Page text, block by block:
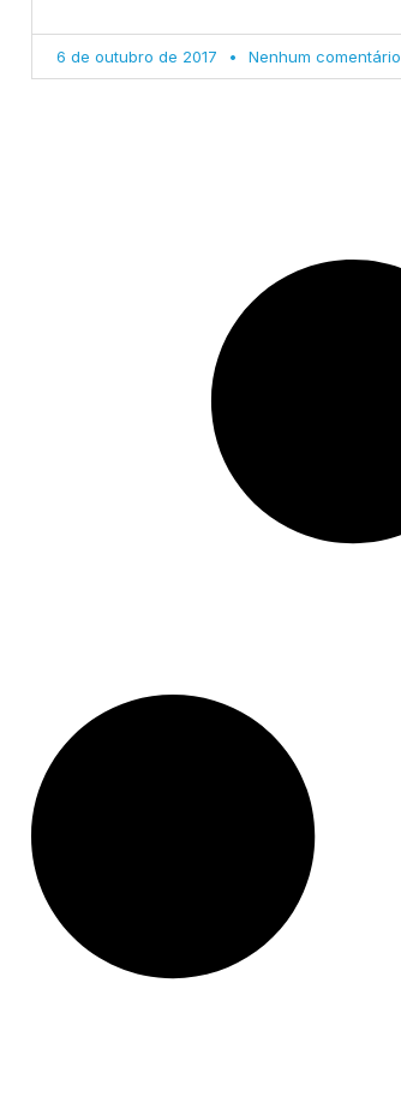
6 de outubro de 2017 Nenhum comentário